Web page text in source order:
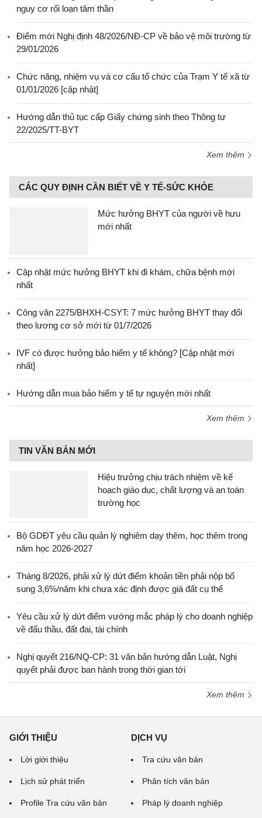
nguy cơ rối loạn tâm thần
Điểm mới Nghị định 48/2026/NĐ-CP về bảo vệ môi trường từ
29/01/2026
Chức năng, nhiệm vụ và cơ cấu tổ chức của Trạm Y tế xã từ
01/01/2026 [cập nhật]
Hướng dẫn thủ tục cấp Giấy chứng sinh theo Thông tư
22/2025/TT-BYT
Xem thêm
CÁC QUY ĐỊNH CẦN BIẾT VỀ Y TẾ-SỨC KHỎE
Mức hưởng BHYT của người về hưu
mới nhất
Cập nhật mức hưởng BHYT khi đi khám, chữa bệnh mới
nhất
Công văn 2275/BHXH-CSYT: 7 mức hưởng BHYT thay đổi
theo lương cơ sở mới từ 01/7/2026
IVF có được hưởng bảo hiểm y tế không? [Cập nhật mới
nhất]
Hướng dẫn mua bảo hiểm y tế tự nguyện mới nhất
Xem thêm
TIN VĂN BẢN MỚI
Hiệu trưởng chịu trách nhiệm về kế
hoạch giáo dục, chất lượng và an toàn
trường học
Bộ GDĐT yêu cầu quản lý nghiêm dạy thêm, học thêm trong
năm học 2026-2027
Tháng 8/2026, phải xử lý dứt điểm khoản tiền phải nộp bổ
sung 3,6%/năm khi chưa xác định được giá đất cụ thể
Yêu cầu xử lý dứt điểm vướng mắc pháp lý cho doanh nghiệp
về đấu thầu, đất đai, tài chính
Nghị quyết 216/NQ-CP: 31 văn bản hướng dẫn Luật, Nghị
quyết phải được ban hành trong thời gian tới
Xem thêm
GIỚI THIỆU
Lời giới thiệu
Lịch sử phát triển
Profile Tra cứu văn bản
DỊCH VỤ
Tra cứu văn bản
Phân tích văn bản
Pháp lý doanh nghiệp